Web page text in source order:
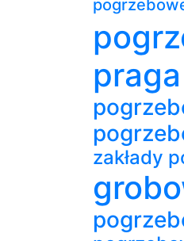
praga
zakłady